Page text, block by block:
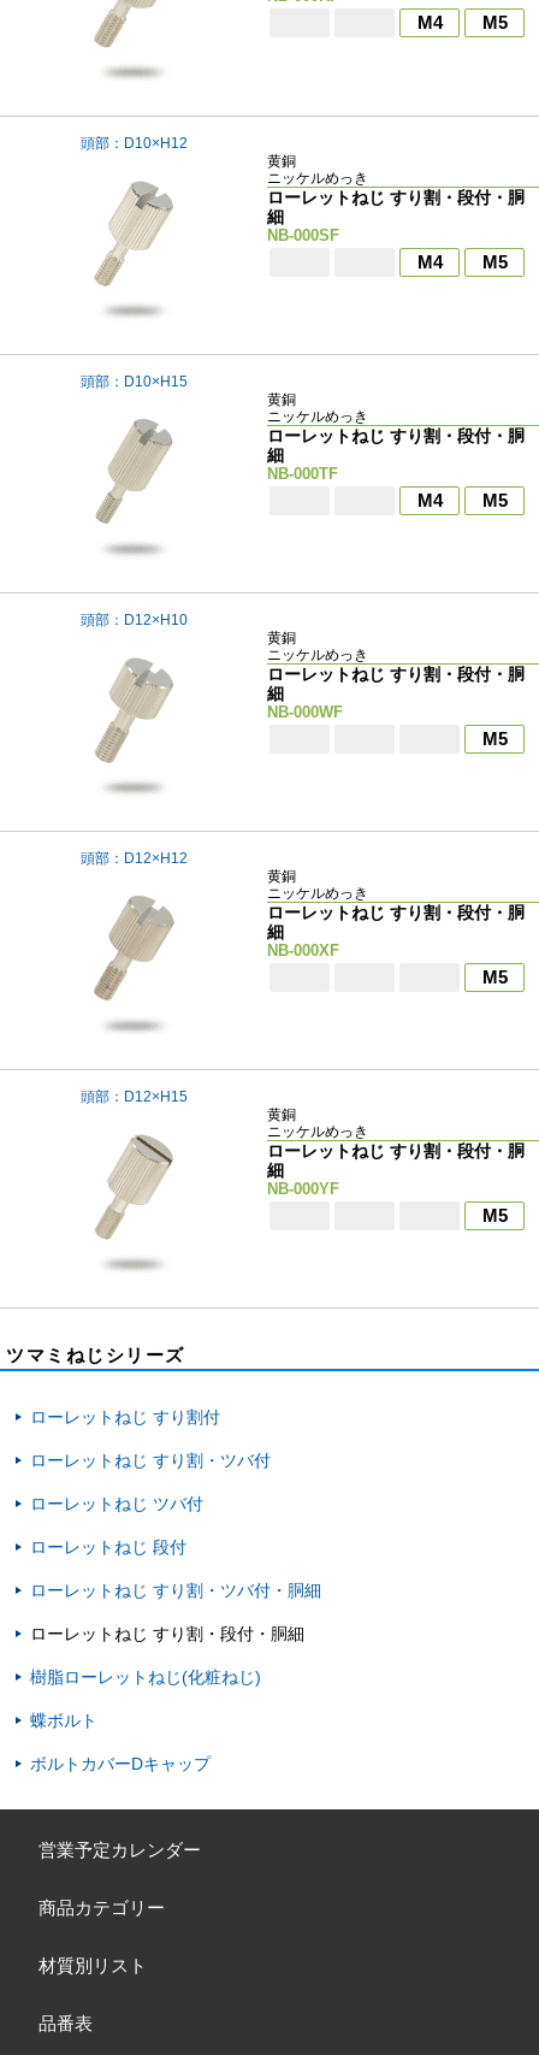
M4 M5
頭部：D10×H12
黄銅
ニッケルめっき
ローレットねじ すり割・段付・胴
細
NB-000SF
M4 M5
頭部：D10×H15
黄銅
ニッケルめっき
ローレットねじ すり割・段付・胴
細
NB-000TF
M4 M5
頭部：D12×H10
黄銅
ニッケルめっき
ローレットねじ すり割・段付・胴
細
NB-000WF
M5
頭部：D12×H12
黄銅
ニッケルめっき
ローレットねじ すり割・段付・胴
細
NB-000XF
M5
頭部：D12×H15
黄銅
ニッケルめっき
ローレットねじ すり割・段付・胴
細
NB-000YF
M5
ツマミねじシリーズ
ローレットねじ すり割付
ローレットねじ すり割・ツバ付
ローレットねじ ツバ付
ローレットねじ 段付
ローレットねじ すり割・ツバ付・胴細
ローレットねじ すり割・段付・胴細
樹脂ローレットねじ(化粧ねじ)
蝶ボルト
ボルトカバーDキャップ
営業予定カレンダー
商品カテゴリー
材質別リスト
品番表